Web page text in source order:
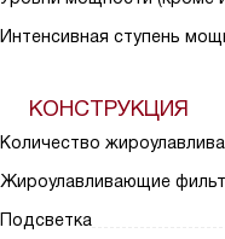
Интенсивная ступень
КОНСТРУКЦИЯ
Количество
Жироулавливающие
Подсветка